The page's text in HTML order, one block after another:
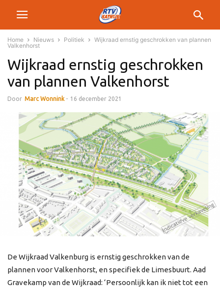
Home Nieuws Politiek
Wijkraad ernstig geschrokken van plannen
Valkenhorst
Wijkraad ernstig geschrokken
van plannen Valkenhorst
Door Marc Wonnink - 16 december 2021
De Wijkraad Valkenburg is ernstig geschrokken van de
plannen voor Valkenhorst, en specifiek de Limesbuurt. Aad
Gravekamp van de Wijkraad: ‘Persoonlijk kan ik niet tot een